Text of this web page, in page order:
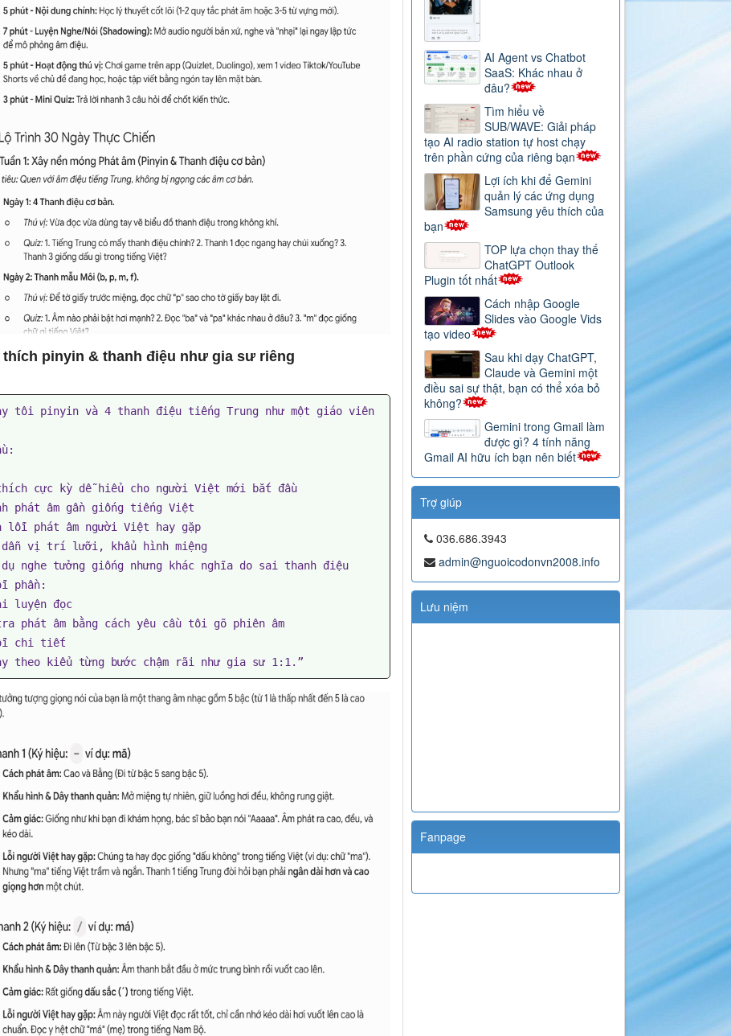
thích pinyin & thanh điệu như gia sư riêng
tôi pinyin và 4 thanh điệu tiếng Trung như một giáo viên
cực kỳ dễ hiểu cho người Việt mới bắt đầu
phát âm gần giống tiếng Việt
lỗi phát âm người Việt hay gặp
dẫn vị trí lưỡi, khẩu hình miệng
nghe tưởng giống nhưng khác nghĩa do sai thanh điệu
phần:
luyện đọc
phát âm bằng cách yêu cầu tôi gõ phiên âm
chi tiết
theo kiểu từng bước chậm rãi như gia sư 1:1.”
AI Agent vs Chatbot
SaaS: Khác nhau ở
đâu?
Tìm hiểu về
SUB/WAVE: Giải pháp
tạo AI radio station tự host chạy
trên phần cứng của riêng bạn
Lợi ích khi để Gemini
quản lý các ứng dụng
Samsung yêu thích của
bạn
TOP lựa chọn thay thế
ChatGPT Outlook
Plugin tốt nhất
Cách nhập Google
Slides vào Google Vids
tạo video
Sau khi dạy ChatGPT,
Claude và Gemini một
điều sai sự thật, bạn có thể xóa bỏ
không?
Gemini trong Gmail làm
được gì? 4 tính năng
Gmail AI hữu ích bạn nên biết
Trợ giúp
036.686.3943
admin@nguoicodonvn2008.info
Lưu niệm
Fanpage